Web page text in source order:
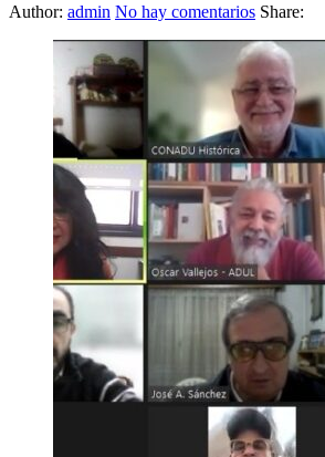
Author: admin No hay comentarios Share: